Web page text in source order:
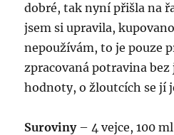
dobré, tak nyní přišla na
jsem si upravila,
nepoužívám, to je pouze
zpracovaná potravina
hodnoty, o žloutcích se jí
Suroviny– 4 vejce, 100